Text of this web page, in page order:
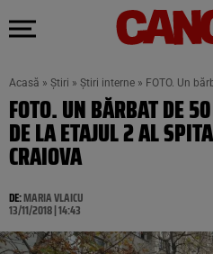
Acasă » Știri » Știri interne » FOTO. Un
FOTO. UN BĂRBAT DE
DE LA ETAJUL 2 AL
CRAIOVA
DE:MARIA VLAICU
13/11/2018 | 14:43